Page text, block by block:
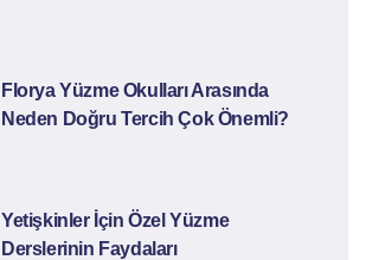
Florya Yüzme Okulları Arasında
Neden Doğru Tercih Çok Önemli?
Yetişkinler İçin Özel Yüzme
Derslerinin Faydaları